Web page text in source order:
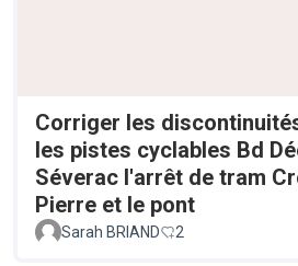
Corriger les
les pistes cyclables Bd
Séverac l'arrêt de tram
Pierre et le pont
Sarah BRIAND 2